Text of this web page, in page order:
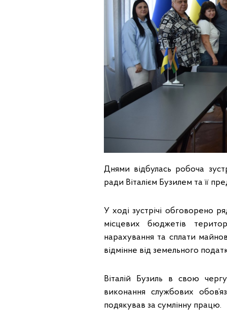
Днями відбулась робоча
ради Віталієм Бузилем та її
У ході зустрічі обговорено
місцевих бюджетів
нарахування та сплати
відмінне від земельного
Віталій Бузиль в свою
виконання службових
подякував за сумлінну працю.